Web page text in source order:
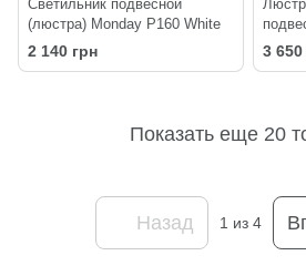
Светильник подвесной
(люстра) Monday P160 White
2 140 грн
610/
3 650
Показать еще 20
Назад 1 из 4